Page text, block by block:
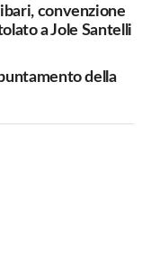
convenzione
a Jole Santelli
della